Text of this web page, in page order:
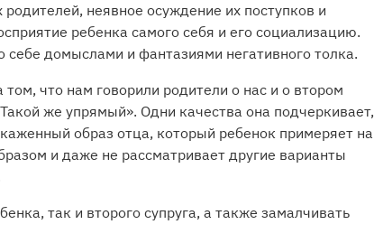
неявное осуждение их поступков и
ребенка самого себя и его социализацию.
домыслами и фантазиями негативного толка.
что нам говорили родители о нас и о втором
же упрямый». Одни качества она подчеркивает,
образ отца, который ребенок примеряет на
и даже не рассматривает другие варианты
так и второго супруга, а также замалчивать